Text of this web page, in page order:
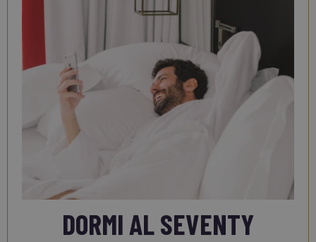
DORMI AL SEVENTY